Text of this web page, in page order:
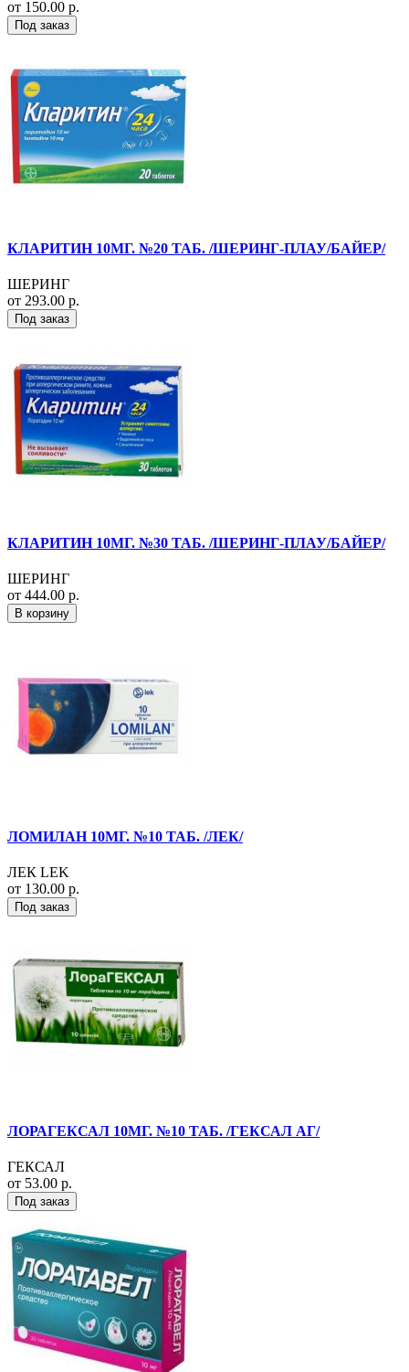
от 150.00 р.
Под заказ
КЛАРИТИН 10МГ. №20 ТАБ. /ШЕРИНГ-ПЛАУ/БАЙЕР/
ШЕРИНГ
от 293.00 р.
Под заказ
КЛАРИТИН 10МГ. №30 ТАБ. /ШЕРИНГ-ПЛАУ/БАЙЕР/
ШЕРИНГ
от 444.00 р.
В корзину
ЛОМИЛАН 10МГ. №10 ТАБ. /ЛЕК/
ЛЕК LEK
от 130.00 р.
Под заказ
ЛОРАГЕКСАЛ 10МГ. №10 ТАБ. /ГЕКСАЛ АГ/
ГЕКСАЛ
от 53.00 р.
Под заказ